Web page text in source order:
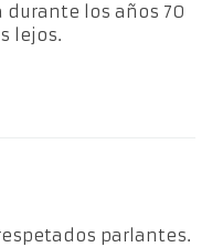
los años 70
lejos.
parlantes.